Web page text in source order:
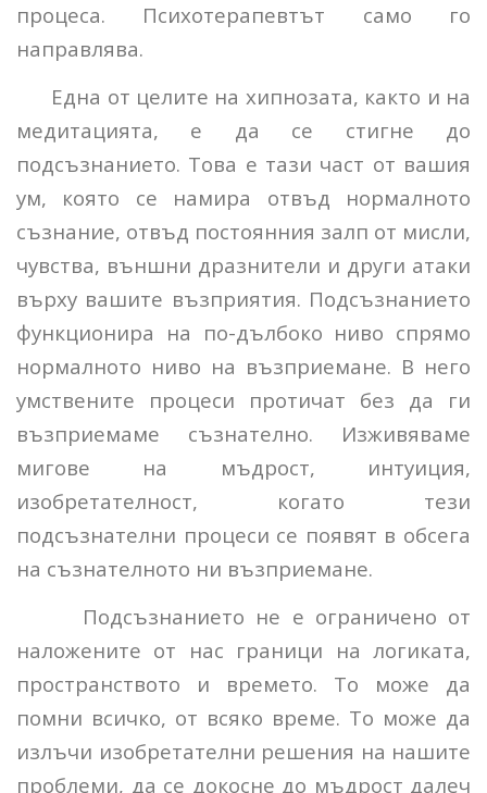
процеса. Психотерапевтът само го
направлява.
Една от целите на хипнозата, както и на
медитацията, е да се стигне до
подсъзнанието. Това е тази част от вашия
ум, която се намира отвъд нормалното
съзнание, отвъд постоянния залп от мисли,
чувства, външни дразнители и други атаки
върху вашите възприятия. Подсъзнанието
функционира на по-дълбоко ниво спрямо
нормалното ниво на възприемане. В него
умствените процеси протичат без да ги
възприемаме съзнателно. Изживяваме
мигове на мъдрост, интуиция,
изобретателност, когато тези
подсъзнателни процеси се появят в обсега
на съзнателното ни възприемане.
Подсъзнанието не е ограничено от
наложените от нас граници на логиката,
пространството и времето. То може да
помни всичко, от всяко време. То може да
излъчи изобретателни решения на нашите
проблеми, да се докосне до мъдрост далеч